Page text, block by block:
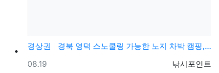
경상권
경북 영덕 스노쿨링 가능한 노지 차박 캠핑, 바다뷰 차…
등록자
낚시포인트
등록일
08.19